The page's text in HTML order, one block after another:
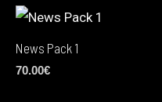
News Pack 1
70.00€